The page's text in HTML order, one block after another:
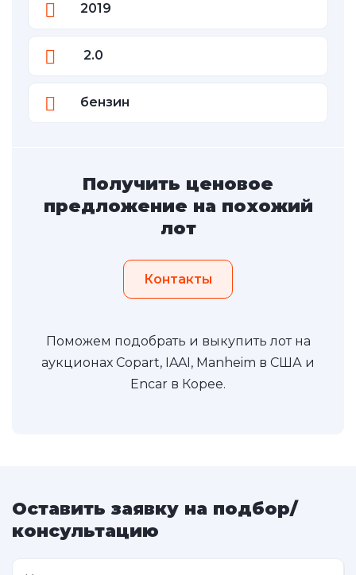
2019
2.0
бензин
Получить ценовое
предложение на похожий
лот
Контакты
Поможем подобрать и выкупить лот на
аукционах Copart, IAAI, Manheim в США и
Encar в Корее.
Оставить заявку на подбор/
консультацию